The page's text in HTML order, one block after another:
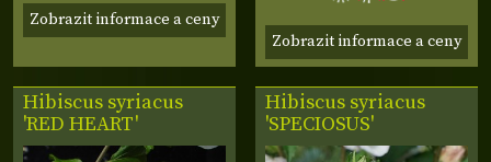
Zobrazit informace a ceny
Zobrazit informace a ceny
Hibiscus syriacus
'RED HEART'
Hibiscus syriacus
'SPECIOSUS'